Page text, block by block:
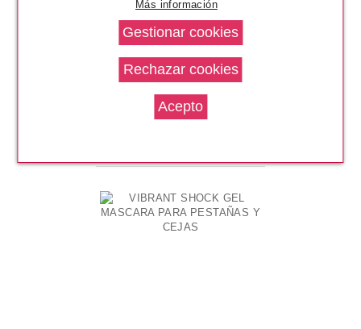
ESSENCE
Máscara Cejas & Pestañas
Más información